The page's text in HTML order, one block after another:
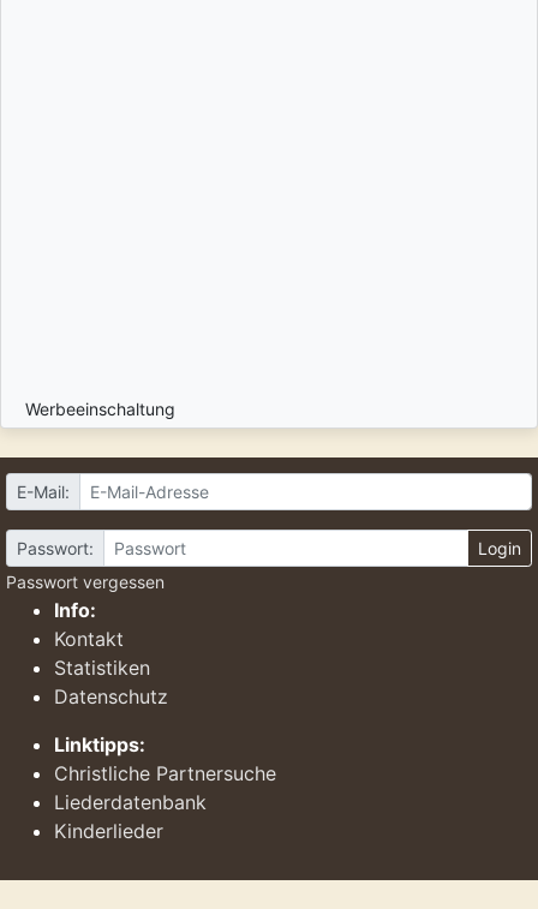
Werbeeinschaltung
E-Mail:
Passwort:
Login
Passwort vergessen
Info:
Kontakt
Statistiken
Datenschutz
Linktipps:
Christliche Partnersuche
Liederdatenbank
Kinderlieder